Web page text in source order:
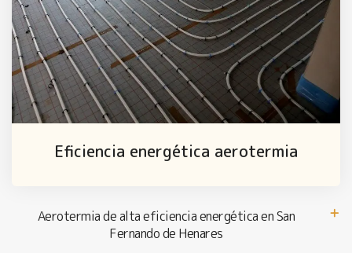
Eficiencia energética aerotermia
Aerotermia de alta eficiencia energética en San
Fernando de Henares